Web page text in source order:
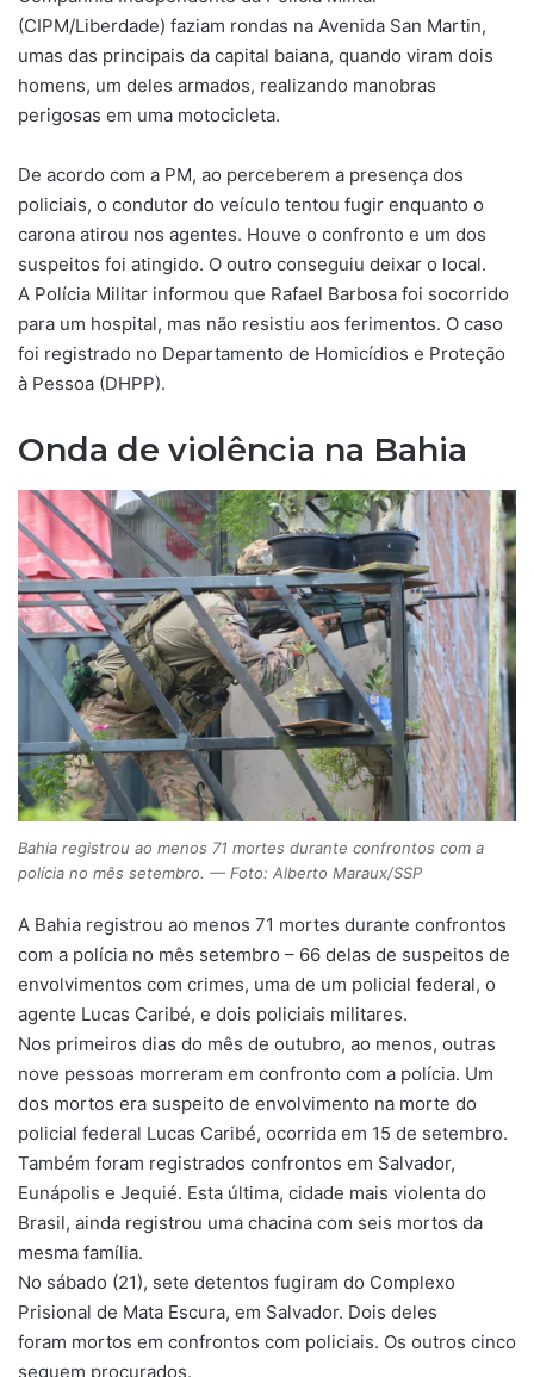
(CIPM/Liberdade) faziam rondas na Avenida San Martin,
umas das principais da capital baiana, quando viram dois
homens, um deles armados, realizando manobras
perigosas em uma motocicleta.
De acordo com a PM, ao perceberem a presença dos
policiais, o condutor do veículo tentou fugir enquanto o
carona atirou nos agentes. Houve o confronto e um dos
suspeitos foi atingido. O outro conseguiu deixar o local.
A Polícia Militar informou que Rafael Barbosa foi socorrido
para um hospital, mas não resistiu aos ferimentos. O caso
foi registrado no Departamento de Homicídios e Proteção
à Pessoa (DHPP).
Onda de violência na Bahia
Bahia registrou ao menos 71 mortes durante confrontos com a
polícia no mês setembro. — Foto: Alberto Maraux/SSP
A Bahia registrou ao menos 71 mortes durante confrontos
com a polícia no mês setembro – 66 delas de suspeitos de
envolvimentos com crimes, uma de um policial federal, o
agente Lucas Caribé, e dois policiais militares.
Nos primeiros dias do mês de outubro, ao menos, outras
nove pessoas morreram em confronto com a polícia. Um
dos mortos era suspeito de envolvimento na morte do
policial federal Lucas Caribé, ocorrida em 15 de setembro.
Também foram registrados confrontos em Salvador,
Eunápolis e Jequié. Esta última, cidade mais violenta do
Brasil, ainda registrou uma chacina com seis mortos da
mesma família.
No sábado (21), sete detentos fugiram do Complexo
Prisional de Mata Escura, em Salvador. Dois deles
foram mortos em confrontos com policiais. Os outros cinco
seguem procurados.